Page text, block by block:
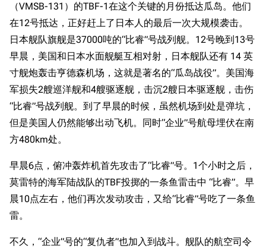
（VMSB-131）的TBF-1在这个关键的月份抵达瓜岛。他们
在12号抵达，正好赶上了日本人的最后一次大规模袭击。
日本舰队旗舰是37000吨的“比睿”号战列舰。12号晚到13号
早晨，美国和日本水面舰艇互相对射，日本舰队还有 14 英
寸舰炮轰击亨德森机场，这就是著名的“瓜岛战役”。美国海
军损失2艘巡洋舰和4艘驱逐舰，击沉2艘日本驱逐舰，击伤
“比睿”号战列舰。到了早晨的时候，虽然机场到处是弹坑，
但是美国人仍然能够出动飞机。同时“企业”号航母埋伏在南
方480km处。
早晨6点，俯冲轰炸机首先攻击了“比睿”号。1个小时之后，
莫雷特的海军陆战队的TBF投掷的一条鱼雷击中 “比睿”。早
晨10点左右，他们再次发动攻击，又给“比睿”号吃了一条鱼
雷。
不久，“企业”号的“复仇者”也加入到战斗。舰队的航空司令